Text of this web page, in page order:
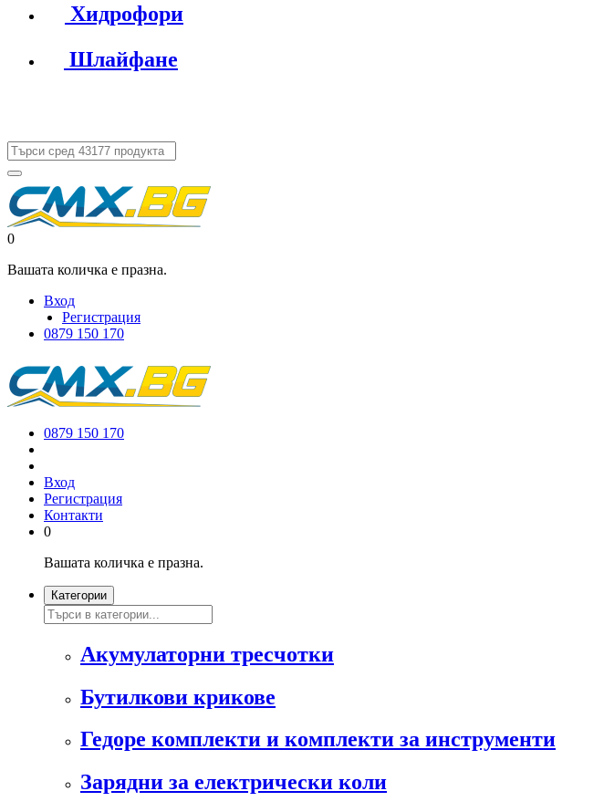
Хидрофори
Шлайфане
0
Вашата количка е празна.
Вход
Регистрация
0879 150 170
0879 150 170
Вход
Регистрация
Контакти
0
Вашата количка е празна.
Категории
Акумулаторни тресчотки
Бутилкови крикове
Гедоре комплекти и комплекти за инструменти
Зарядни за електрически коли